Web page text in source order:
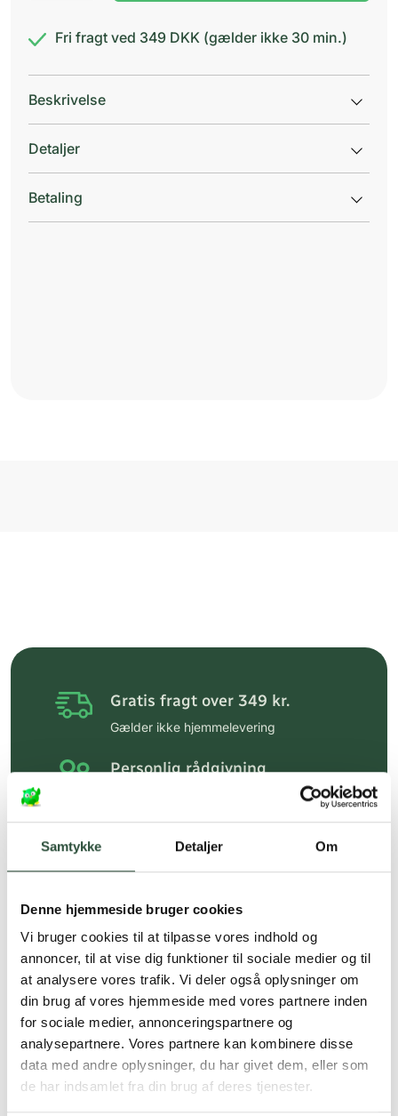
Samtykke Detaljer Om
Denne hjemmeside bruger cookies
Vi bruger cookies til at tilpasse vores indhold og
annoncer, til at vise dig funktioner til sociale medier og til
at analysere vores trafik. Vi deler også oplysninger om
din brug af vores hjemmeside med vores partnere inden
for sociale medier, annonceringspartnere og
analysepartnere. Vores partnere kan kombinere disse
data med andre oplysninger, du har givet dem, eller som
de har indsamlet fra din brug af deres tjenester.
Fri fragt ved 349 DKK (gælder ikke 30 min.)
Beskrivelse
Detaljer
Betaling
Gratis fragt over 349 kr.
Gælder ikke hjemmelevering
Personlig rådgivning
Hurtig levering (30 min. i Kbh)
Faste lave priser*
*Gælder ikke ernæringsprodukter.
Stort udvalg af kendte
produkter
Vi tilbyder et stort udvalg af kendte
cremer, vitaminer og andre spændende
produkter – altid til fast lav pris.
Læs mere om Uglecare.dk her